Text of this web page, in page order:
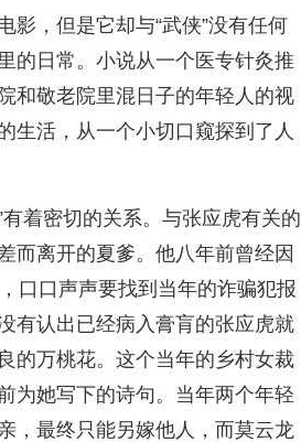
影，但是它却与“武侠”没有任何
的日常。小说从一个医专针灸推
和敬老院里混日子的年轻人的视
生活，从一个小切口窥探到了人
着密切的关系。与张应虎有关的
而离开的夏爹。他八年前曾经因
口口声声要找到当年的诈骗犯报
有认出已经病入膏肓的张应虎就
的万桃花。这个当年的乡村女裁
为她写下的诗句。当年两个年轻
，最终只能另嫁他人，而莫云龙